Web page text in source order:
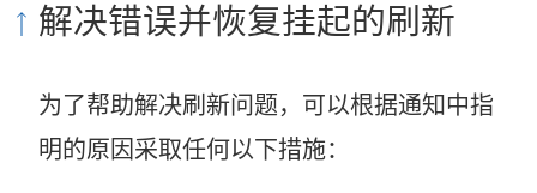
解决错误并恢复挂起的刷新
为了帮助解决刷新问题，可以根据通知中指
明的原因采取任何以下措施：